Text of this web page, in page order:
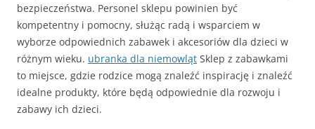
bezpieczeństwa. Personel sklepu powinien być
kompetentny i pomocny, służąc radą i wsparciem w
wyborze odpowiednich zabawek i akcesoriów dla dzieci w
różnym wieku. ubranka dla niemowląt Sklep z zabawkami
to miejsce, gdzie rodzice mogą znaleźć inspirację i znaleźć
idealne produkty, które będą odpowiednie dla rozwoju i
zabawy ich dzieci.